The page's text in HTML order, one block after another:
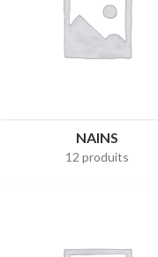
NAINS
12 produits